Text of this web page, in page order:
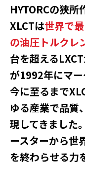
HYTORCの狭所
XLCTは世界で
の油圧トルクレ
台を超える
が1992年にマ
今に至るまで
ゆる産業で品質
現してきました
ースターから世
を終わらせる力